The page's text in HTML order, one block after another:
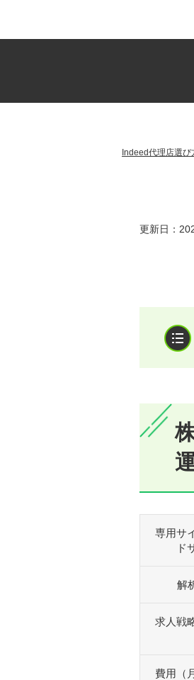
Indeed代理店選び
更新日：
専用サ
ド
解
求人戦
費用（